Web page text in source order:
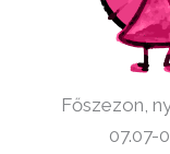
Főszezon,
07.07-